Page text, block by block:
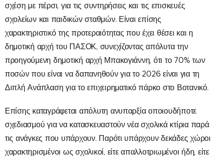
σχέση με πέρσι, για τις συντηρήσεις και τις επισκευές
σχολείων και παιδικών σταθμών. Είναι επίσης
χαρακτηριστικό της προτεραιότητας που έχει θέσει και η
δημοτική αρχή του ΠΑΣΟΚ, συνεχίζοντας απόλυτα την
προηγούμενη δημοτική αρχή Μπακογιάννη, ότι το 70% των
ποσών που είναι να δαπανηθούν για το 2026 είναι για τη
Διπλή Ανάπλαση για το επιχειρηματικό πάρκο στο Βοτανικό.
Επίσης καταγράφεται απόλυτη ανυπαρξία οποιουδήποτε
σχεδιασμού για να κατασκευαστούν νέα σχολικά κτίρια παρά
τις ανάγκες που υπάρχουν. Παρότι υπάρχουν δεκάδες χώροι
χαρακτηρισμένοι ως σχολικοί, είτε απαλλοτριωμένοι ήδη, είτε